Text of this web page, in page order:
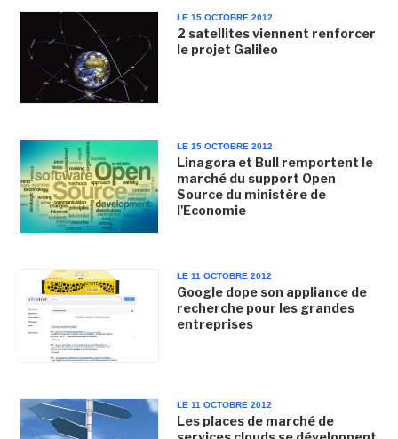
LE 15 OCTOBRE 2012
2 satellites viennent renforcer
le projet Galileo
LE 15 OCTOBRE 2012
Linagora et Bull remportent le
marché du support Open
Source du ministère de
l'Economie
LE 11 OCTOBRE 2012
Google dope son appliance de
recherche pour les grandes
entreprises
LE 11 OCTOBRE 2012
Les places de marché de